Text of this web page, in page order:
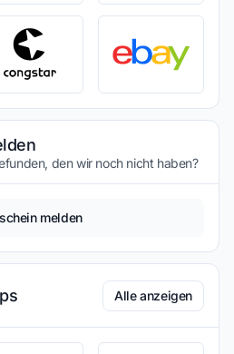
den wir noch nicht haben?
melden
Alle anzeigen